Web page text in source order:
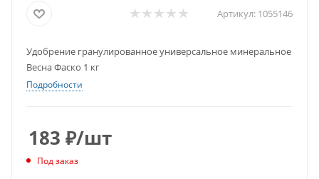
Артикул: 1055146
Удобрение гранулированное универсальное минеральное
Весна Фаско 1 кг
Подробности
183 ₽/шт
Под заказ